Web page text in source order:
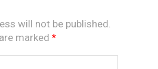
will not be published.
marked *